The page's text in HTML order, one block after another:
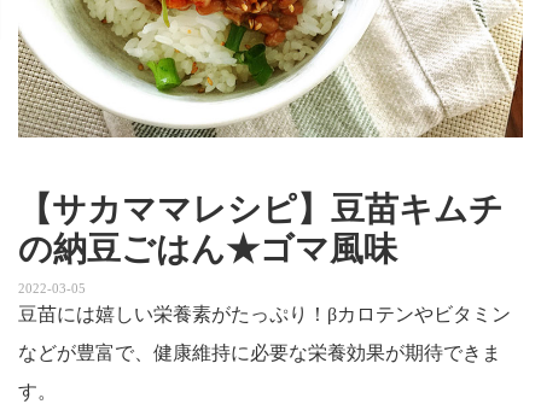
【サカママレシピ】豆苗キムチ
の納豆ごはん★ゴマ風味
2022-03-05
豆苗には嬉しい栄養素がたっぷり！βカロテンやビタミン
などが豊富で、健康維持に必要な栄養効果が期待できま
す。